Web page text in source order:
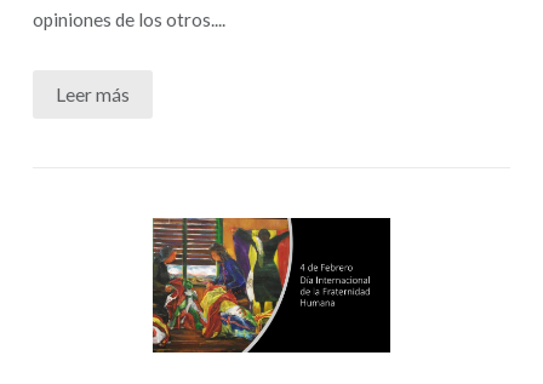
opiniones de los otros....
Leer más